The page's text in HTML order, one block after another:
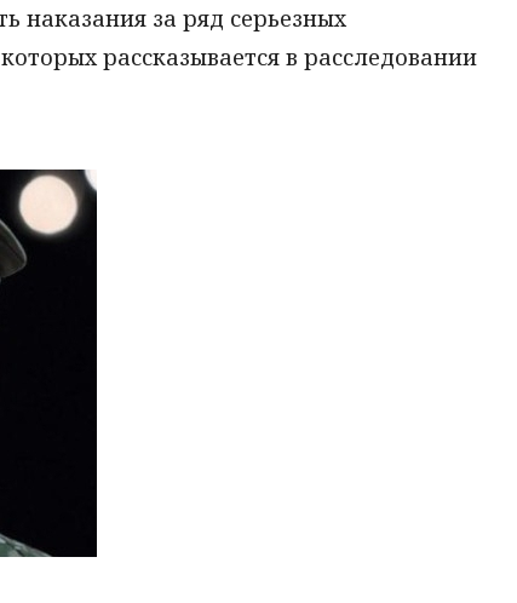
наказания за ряд серьезных
рассказывается в расследовании